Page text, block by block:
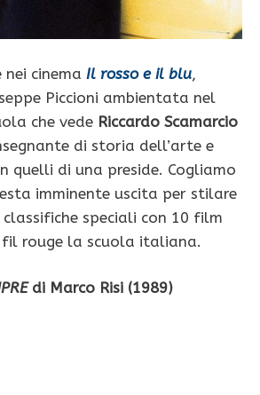
nei cinema Il rosso e il blu,
Piccioni ambientata nel
che vede Riccardo Scamarcio
di storia dell’arte e
quelli di una preside. Cogliamo
imminente uscita per stilare
speciali con 10 film
fil rouge la scuola italiana.
di Marco Risi (1989)